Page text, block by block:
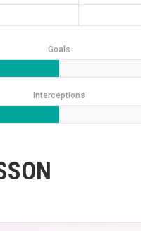
Goals
Interceptions